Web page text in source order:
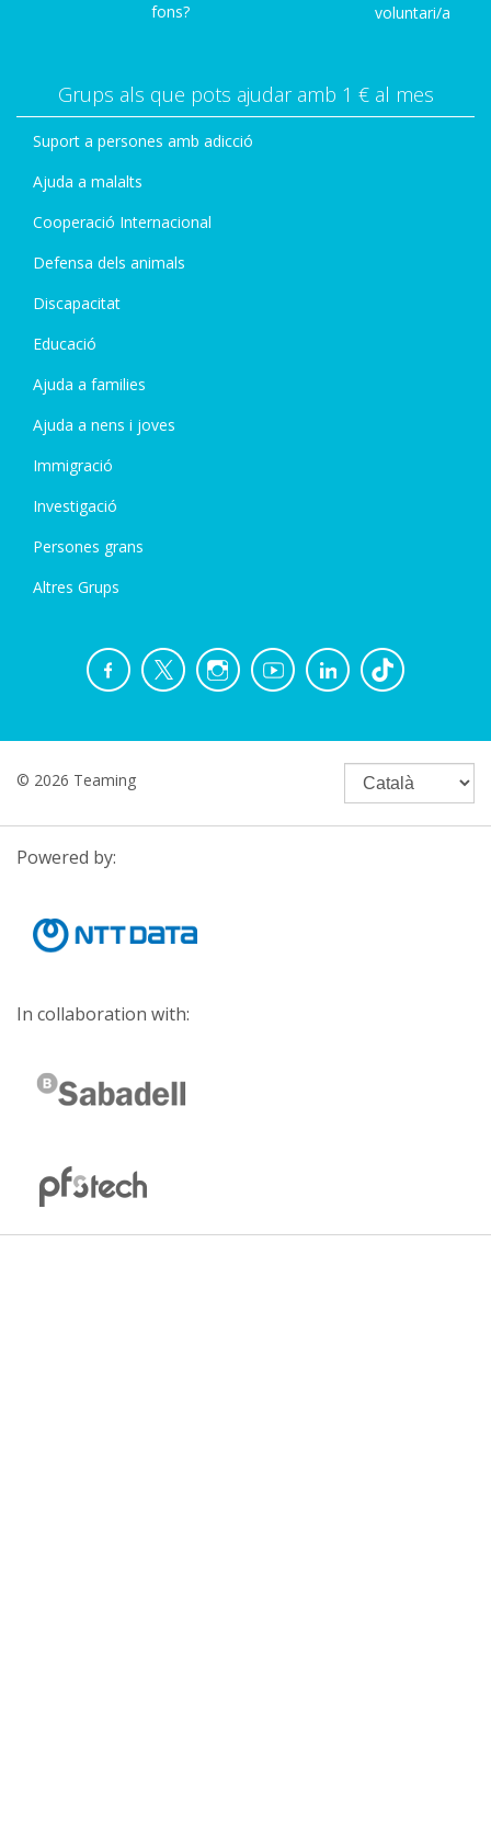
fons?
voluntari/a
Grups als que pots ajudar amb 1 € al mes
Suport a persones amb adicció
Ajuda a malalts
Cooperació Internacional
Defensa dels animals
Discapacitat
Educació
Ajuda a families
Ajuda a nens i joves
Immigració
Investigació
Persones grans
Altres Grups
© 2026 Teaming
Powered by:
In collaboration with: